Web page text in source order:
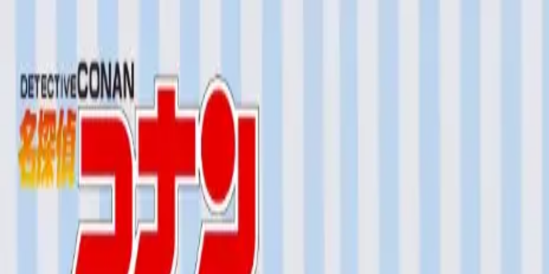
TOP店舗一覧イベント景品 ギャラリー会社情報 採用情報
2025年7月 中旬入荷
2025年7月 中旬入荷
名探偵コナン Pastel Art Collection マスコットVol.3（
名探偵コナン
浦和店平塚店 大和店
ご利用上のお願い